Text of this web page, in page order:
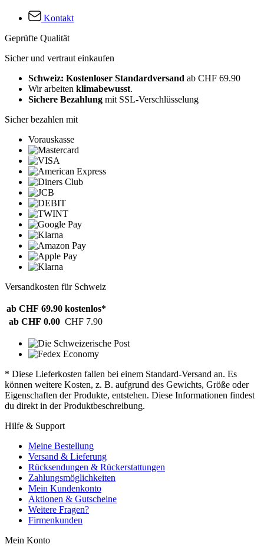
Kontakt
Geprüfte Qualität
Sicher und vertraut einkaufen
Schweiz: Kostenloser Standardversand ab CHF 69.90
Wir arbeiten klimabewusst.
Sichere Bezahlung mit SSL-Verschlüsselung
Sicher bezahlen mit
Vorauskasse
Versandkosten für Schweiz
ab CHF 69.90 kostenlos*
ab CHF 0.00 CHF 7.90
* Diese Lieferkosten fallen bei einem Standard-Versand an. Es
können weitere Kosten, z. B. aufgrund des Gewichts, Größe oder
Eigenschaften der Produkte, entstehen. Diese Informationen findest
du direkt in der Produktbeschreibung.
Hilfe & Support
Meine Bestellung
Versand & Lieferung
Rücksendungen & Rückerstattungen
Zahlungsmöglichkeiten
Mein Kundenkonto
Aktionen & Gutscheine
Weitere Fragen?
Firmenkunden
Mein Konto